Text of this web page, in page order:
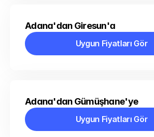
Adana'dan Giresun'a
Uygun Fiyatları Gör
Uygun Fiyatları Gör
Adana'dan Gümüşhane'ye
Uygun Fiyatları Gör
Uygun Fiyatları Gör